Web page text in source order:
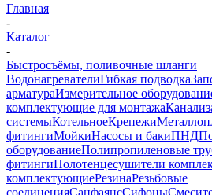
Главная
-
Каталог
-
Быстросъёмы, поливочные шланги
ВодонагревателиГибкая подводка
арматураИзмерительное
комплектующие для монтажа
системыКотельноеКрепежи
фитингиМойкиНасосы и бакиПНД
оборудованиеПолипропиленовые
фитингиПолотенцесушители
комплектующиеРезинаРезьбовые
соединенияСанфаянсСифоны